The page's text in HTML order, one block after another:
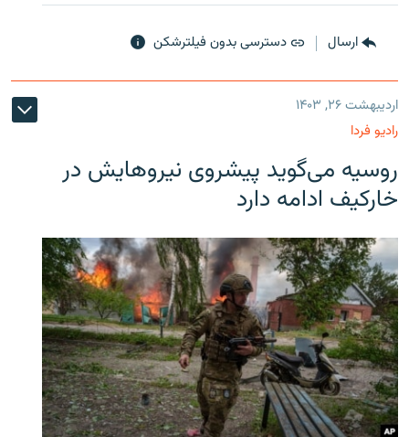
ارسال دسترسی بدون فیلترشکن
اردیبهشت ۲۶, ۱۴۰۳
رادیو فردا
روسیه می‌گوید پیشروی نیروهایش در
خارکیف ادامه دارد